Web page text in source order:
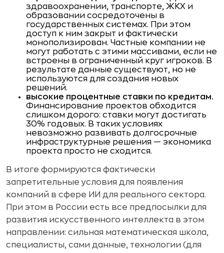
здравоохранении, транспорте, ЖКХ и
образовании сосредоточены в
государственных системах. При этом
доступ к ним закрыт и фактически
монополизирован. Частные компании не
могут работать с этими массивами, если не
встроены в ограниченный круг игроков. В
результате данные существуют, но не
используются для создания новых
решений.
высокие процентные ставки по кредитам.
Финансирование проектов обходится
слишком дорого: ставки могут достигать
30% годовых. В таких условиях
невозможно развивать долгосрочные
инфраструктурные решения — экономика
проекта просто не сходится.
В итоге формируются фактически
запретительные условия для появления
компаний в сфере ИИ для реального сектора.
При этом в России есть все предпосылки для
развития искусственного интеллекта в этом
направлении: сильная математическая школа,
специалисты, сами данные, технологии (для